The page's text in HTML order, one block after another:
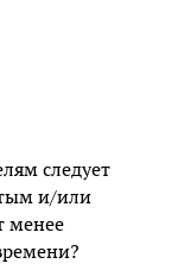
следует
и/или
менее